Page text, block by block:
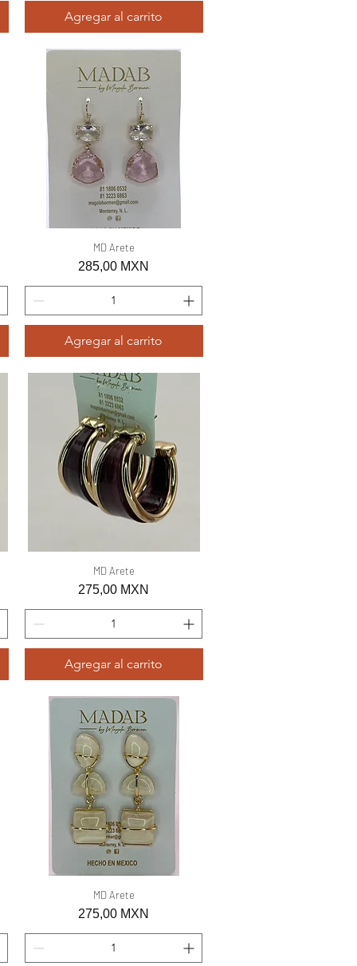
Agregar al carrito
Vista rápida
MD Arete
Precio
285,00 MXN
Agregar al carrito
Vista rápida
MD Arete
Precio
275,00 MXN
Agregar al carrito
Vista rápida
MD Arete
Precio
275,00 MXN